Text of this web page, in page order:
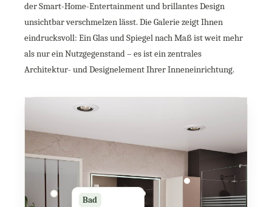
der Smart-Home-Entertainment und brillantes Design
unsichtbar verschmelzen lässt. Die Galerie zeigt Ihnen
eindrucksvoll: Ein Glas und Spiegel nach Maß ist weit mehr
als nur ein Nutzgegenstand – es ist ein zentrales
Architektur- und Designelement Ihrer Inneneinrichtung.
Bad